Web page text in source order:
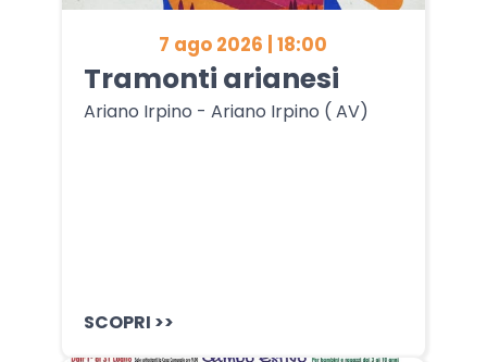
7 ago 2026 | 18:00
Tramonti arianesi
Ariano Irpino - Ariano Irpino ( AV)
SCOPRI >>